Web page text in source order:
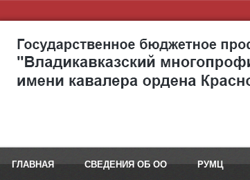
ГЛАВНАЯ СВЕДЕНИЯ ОБ ОО РУМЦ